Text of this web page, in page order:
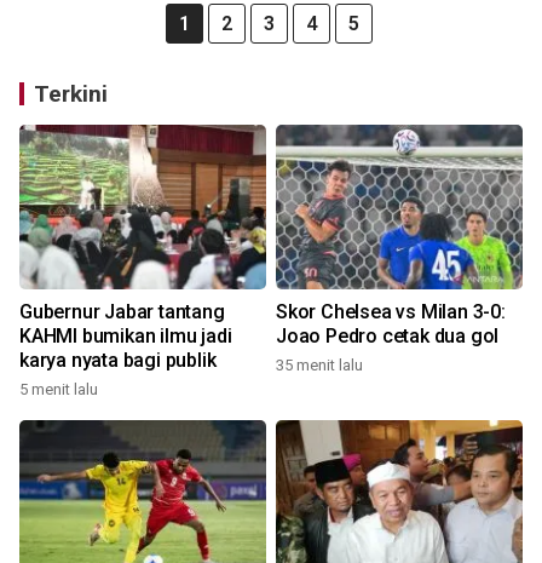
1 2 3 4 5
Terkini
Gubernur Jabar tantang
KAHMI bumikan ilmu jadi
karya nyata bagi publik
5 menit lalu
Skor Chelsea vs Milan 3-0:
Joao Pedro cetak dua gol
35 menit lalu